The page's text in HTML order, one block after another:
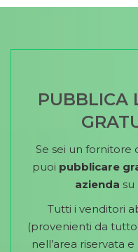
PUBBLICA
Se sei un fornitore
puoi pubblicare
azienda
Tutti i venditori
(provenienti da
nell’area riservata